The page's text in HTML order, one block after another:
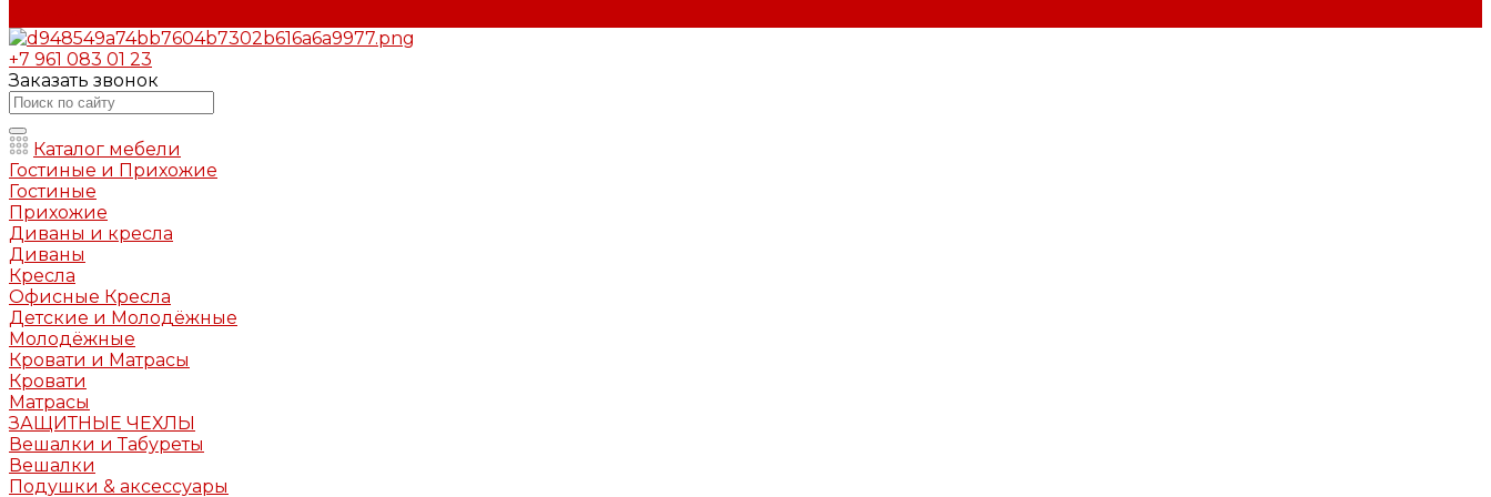
+7 961 083 01 23
Заказать звонок
Каталог мебели
Гостиные и Прихожие
Гостиные
Прихожие
Диваны и кресла
Диваны
Кресла
Офисные Кресла
Детские и Молодёжные
Молодёжные
Кровати и Матрасы
Кровати
Матрасы
ЗАЩИТНЫЕ ЧЕХЛЫ
Вешалки и Табуреты
Вешалки
Подушки & аксессуары